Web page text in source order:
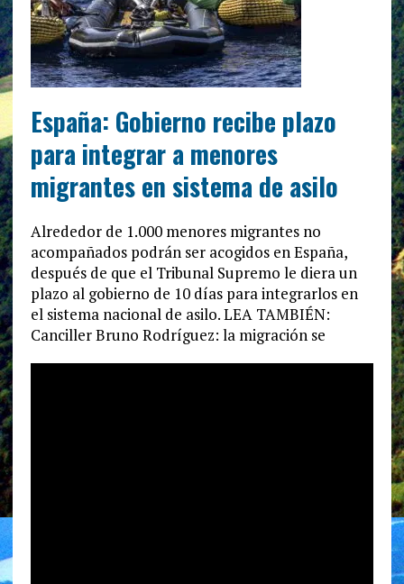
España: Gobierno recibe plazo
para integrar a menores
migrantes en sistema de asilo
Alrededor de 1.000 menores migrantes no
acompañados podrán ser acogidos en España,
después de que el Tribunal Supremo le diera un
plazo al gobierno de 10 días para integrarlos en
el sistema nacional de asilo. LEA TAMBIÉN:
Canciller Bruno Rodríguez: la migración se